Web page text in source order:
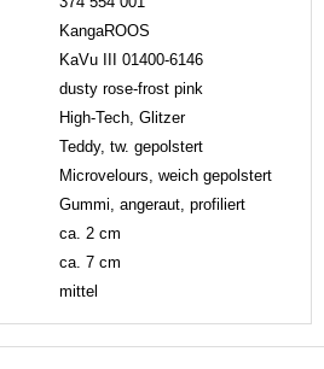
KangaROOS
KaVu III 01400-6146
dusty rose-frost pink
High-Tech, Glitzer
Teddy, tw. gepolstert
Microvelours, weich gepolstert
Gummi, angeraut, profiliert
ca. 2 cm
ca. 7 cm
mittel